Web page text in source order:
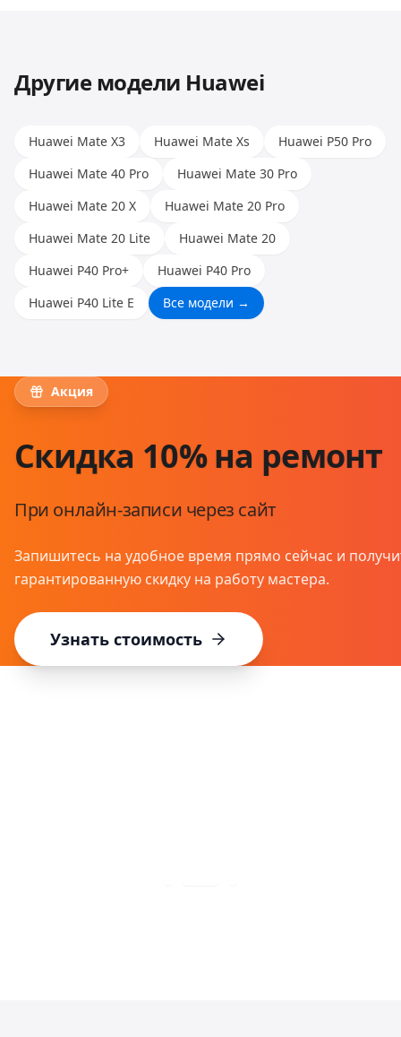
Другие модели Huawei
Huawei Mate X3 Huawei Mate Xs
Huawei P50 Pro
Huawei Mate 40 Pro
Huawei Mate 30 Pro
Huawei Mate 20 X
Huawei Mate 20 Pro
Huawei Mate 20 Lite
Huawei Mate 20
Huawei P40 Pro+
Huawei P40 Pro
Huawei P40 Lite E
Все модели →
Акция
Скидка 10% на ремонт
При онлайн-записи через сайт
Запишитесь на удобное время прямо сейчас и
гарантированную скидку на работу мастера.
Узнать стоимость